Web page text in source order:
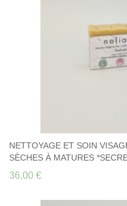
NETTOYAGE ET SOIN
SÈCHES À MATURES
36,00 €
NETTOYAGE ET SOIN